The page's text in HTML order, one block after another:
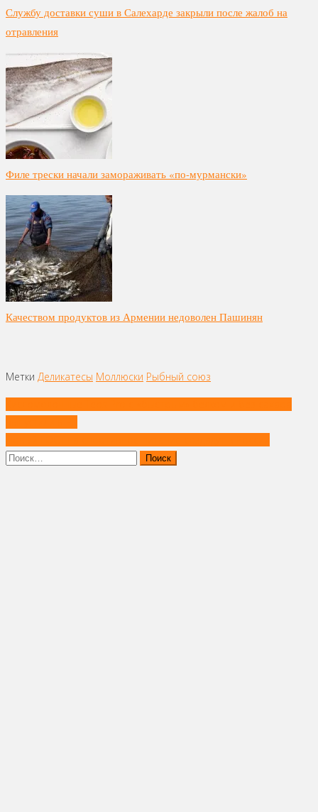
Службу доставки суши в Салехарде закрыли после жалоб на
отравления
Филе трески начали замораживать «по-мурмански»
Качеством продуктов из Армении недоволен Пашинян
Метки Деликатесы Моллюски Рыбный союз
Найти: